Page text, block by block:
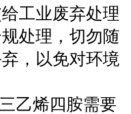
工业废弃处理
处理，切勿随
，以免对环境
乙烯四胺需要